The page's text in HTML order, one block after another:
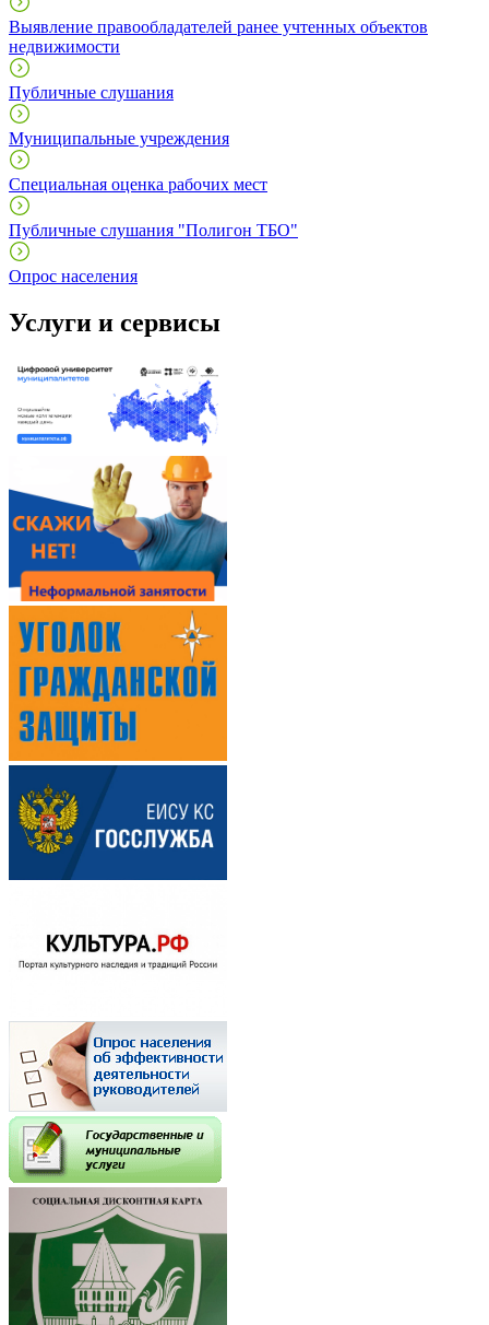
Выявление правообладателей ранее учтенных объектов
недвижимости
Публичные слушания
Муниципальные учреждения
Специальная оценка рабочих мест
Публичные слушания "Полигон ТБО"
Опрос населения
Услуги и сервисы